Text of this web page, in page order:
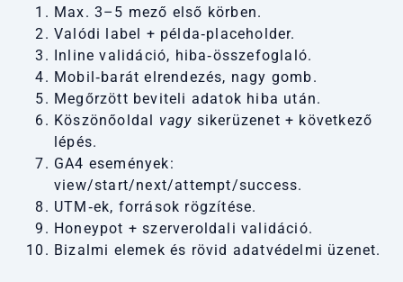
Max. 3–5 mező első körben.
Valódi label + példa‑placeholder.
Inline validáció, hiba‑összefoglaló.
Mobil‑barát elrendezés, nagy gomb.
Megőrzött beviteli adatok hiba után.
Köszönőoldal vagy sikerüzenet + következő
lépés.
GA4 események:
view/start/next/attempt/success.
UTM‑ek, források rögzítése.
Honeypot + szerveroldali validáció.
Bizalmi elemek és rövid adatvédelmi üzenet.